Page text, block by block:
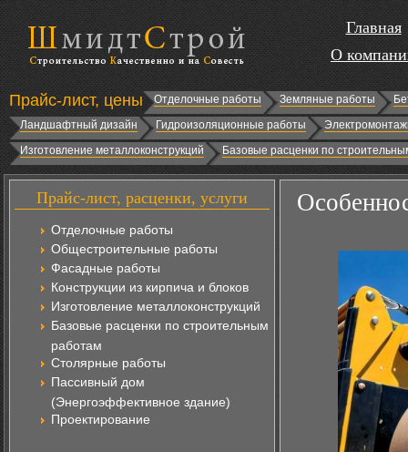
Главная
О
Прайс-лист, цены Отделочные работы Земляные работы
Ландшафтный дизайн
Гидроизоляционные работы
Изготовление металлоконструкций
Базовые расценки по
Прайс-лист, расценки, услуги
Отделочные работы
Общестроительные работы
Фасадные работы
Конструкции из кирпича и блоков
Изготовление металлоконструкций
Базовые расценки по строительным
работам
Столярные работы
Пассивный дом
(Энергоэффективное здание)
Проектирование